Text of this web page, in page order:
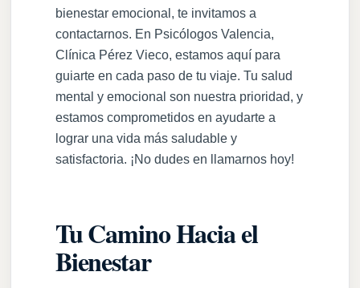
bienestar emocional, te invitamos a
contactarnos. En Psicólogos Valencia,
Clínica Pérez Vieco, estamos aquí para
guiarte en cada paso de tu viaje. Tu salud
mental y emocional son nuestra prioridad, y
estamos comprometidos en ayudarte a
lograr una vida más saludable y
satisfactoria. ¡No dudes en llamarnos hoy!
Tu Camino Hacia el
Bienestar